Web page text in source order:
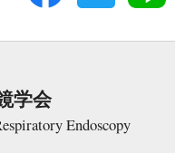
学会
Endoscopy